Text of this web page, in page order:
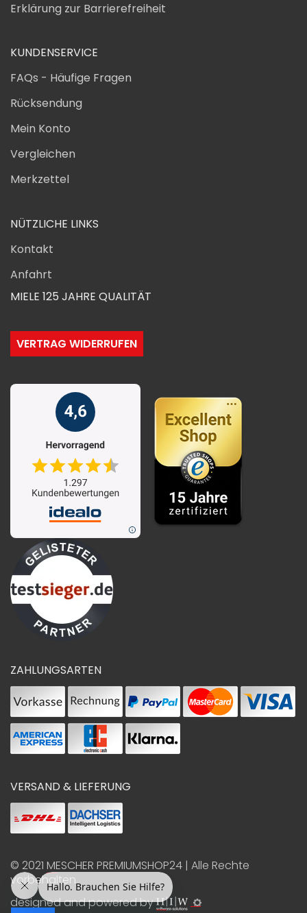
Erklärung zur Barrierefreiheit
KUNDENSERVICE
FAQs - Häufige Fragen
Rücksendung
Mein Konto
Vergleichen
Merkzettel
NÜTZLICHE LINKS
Kontakt
Anfahrt
MIELE 125 JAHRE QUALITÄT
VERTRAG WIDERRUFEN
ZAHLUNGSARTEN
VERSAND & LIEFERUNG
© 2021 MESCHER PREMIUMSHOP24 | Alle Rechte
vorbehalten
designed and powered by